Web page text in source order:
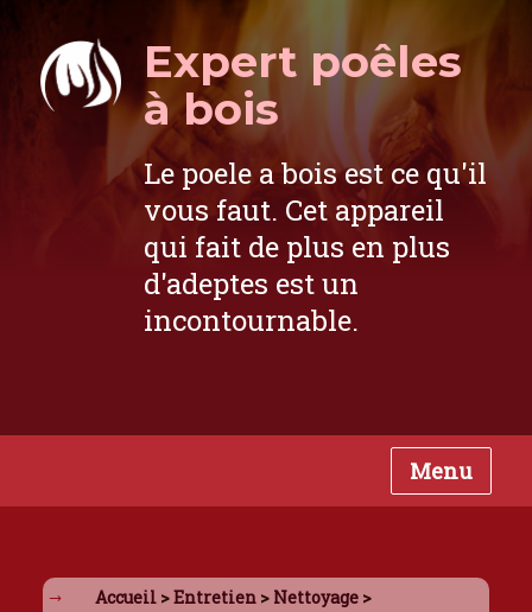
Menu
Expert poêles
à bois
Le poele a bois est ce qu'il
vous faut. Cet appareil
qui fait de plus en plus
d'adeptes est un
incontournable.
Accueil >Entretien > Nettoyage >